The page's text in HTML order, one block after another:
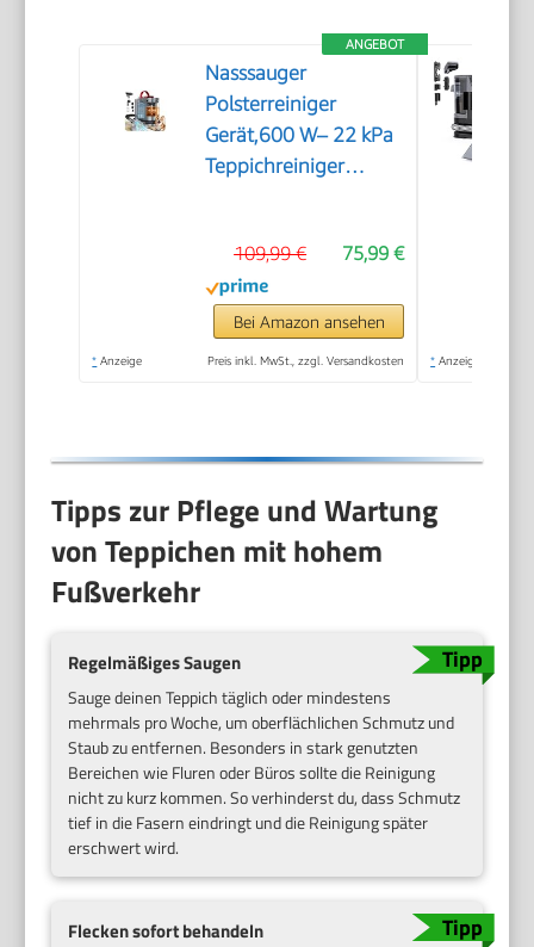
ANGEBOT
Nasssauger
Polsterreiniger
Gerät,600 W– 22 kPa
Teppichreiniger
75,99 €
109,99 €
Bei Amazon ansehen
* Anzeige Preis inkl. MwSt., zzgl. Versandkosten * Anzeige
Tipps zur Pflege und Wartung
von Teppichen mit hohem
Fußverkehr
Regelmäßiges Saugen
Sauge deinen Teppich täglich oder mindestens
mehrmals pro Woche, um oberflächlichen Schmutz und
Staub zu entfernen. Besonders in stark genutzten
Bereichen wie Fluren oder Büros sollte die Reinigung
nicht zu kurz kommen. So verhinderst du, dass Schmutz
tief in die Fasern eindringt und die Reinigung später
erschwert wird.
Flecken sofort behandeln